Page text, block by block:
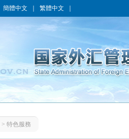
簡體中文 繁體中文
> 特色服務